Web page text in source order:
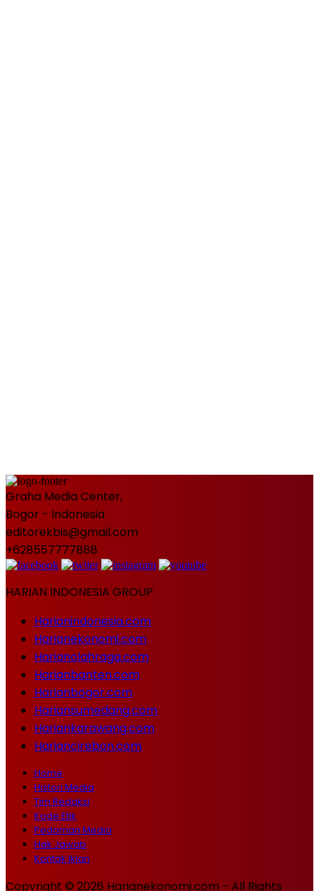
Graha Media Center,
Bogor - Indonesia
editorekbis@gmail.com
+628557777888
HARIAN INDONESIA GROUP
Harianindonesia.com
Harianekonomi.com
Harianolahraga.com
Harianbanten.com
Harianbogor.com
Hariansumedang.com
Hariankarawang.com
Hariancirebon.com
Home
Histori Media
Tim Redaksi
Kode Etik
Pedoman Media
Hak Jawab
Kontak Iklan
Copyright © 2026 Harianekonomi.com - All Rights